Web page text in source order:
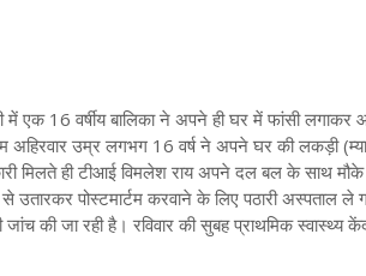
में एक 16 वर्षीय बालिका ने अपने ही घर में फांसी लगाकर
अहिरवार उम्र लगभग 16 वर्ष ने अपने घर की लकड़ी
मिलते ही टीआई विमलेश राय अपने दल बल के साथ मौके
पोस्टमार्टम करवाने के लिए पठारी अस्पताल
की जा रही है। रविवार की सुबह प्राथमिक स्वास्थ्य